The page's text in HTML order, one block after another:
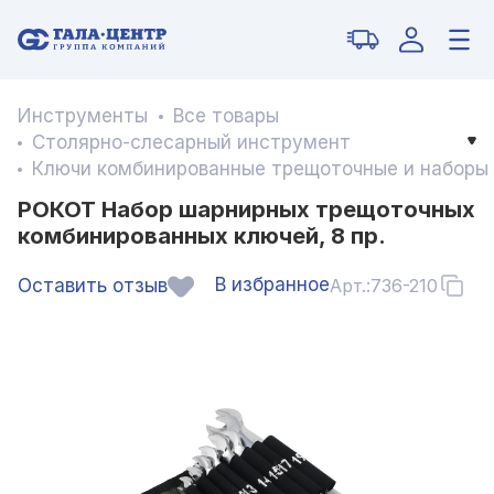
Инструменты
Все товары
Столярно-слесарный инструмент
Ключи комбинированные трещоточные и наборы
РОКОТ Набор шарнирных трещоточных
комбинированных ключей, 8 пр.
Оставить отзыв В избранноеАрт.:736-210